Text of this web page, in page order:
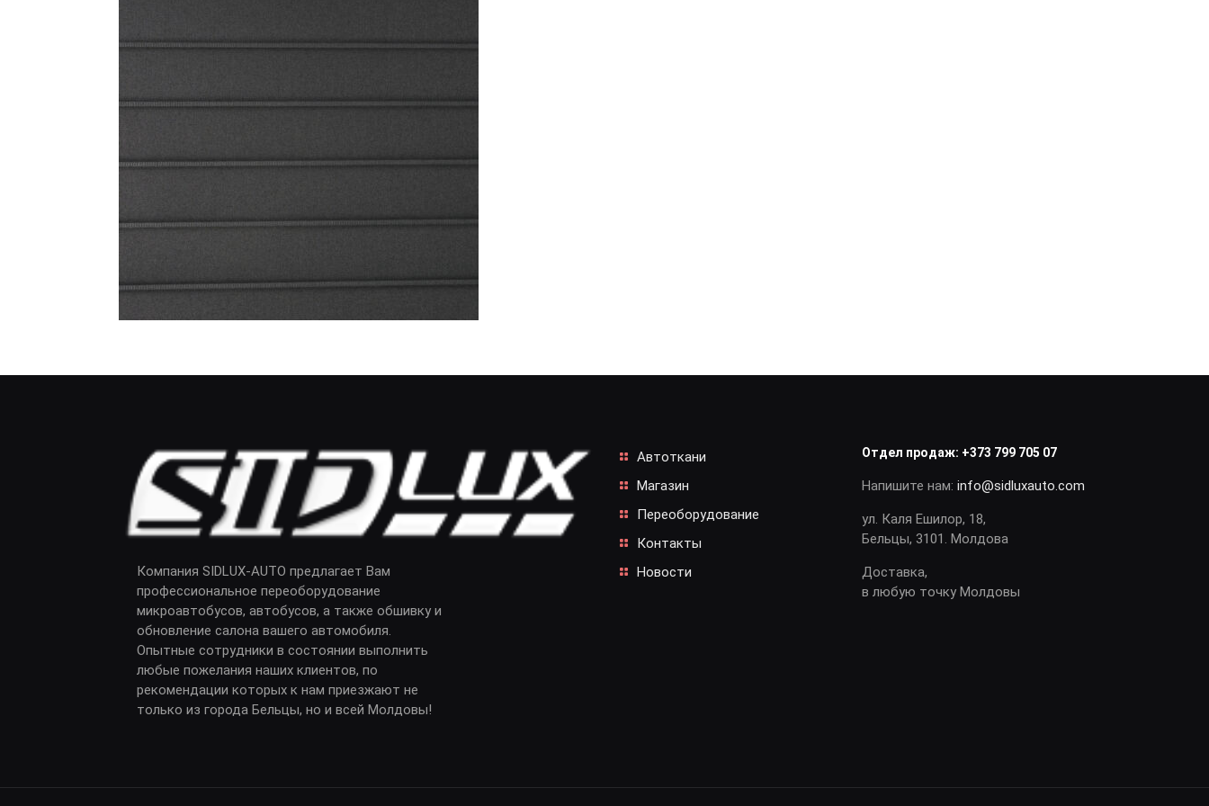
Компания SIDLUX-AUTO предлагает Вам
профессиональное переоборудование
микроавтобусов, автобусов, а также обшивку и
обновление салона вашего автомобиля.
Опытные сотрудники в состоянии выполнить
любые пожелания наших клиентов, по
рекомендации которых к нам приезжают не
только из города Бельцы, но и всей Молдовы!
Автоткани
Магазин
Переоборудование
Контакты
Новости
Отдел продаж: +373 799 705 07
Напишите нам:info@sidluxauto.com
ул. Каля Ешилор, 18,
Бельцы, 3101. Молдова
Доставка,
в любую точку Молдовы